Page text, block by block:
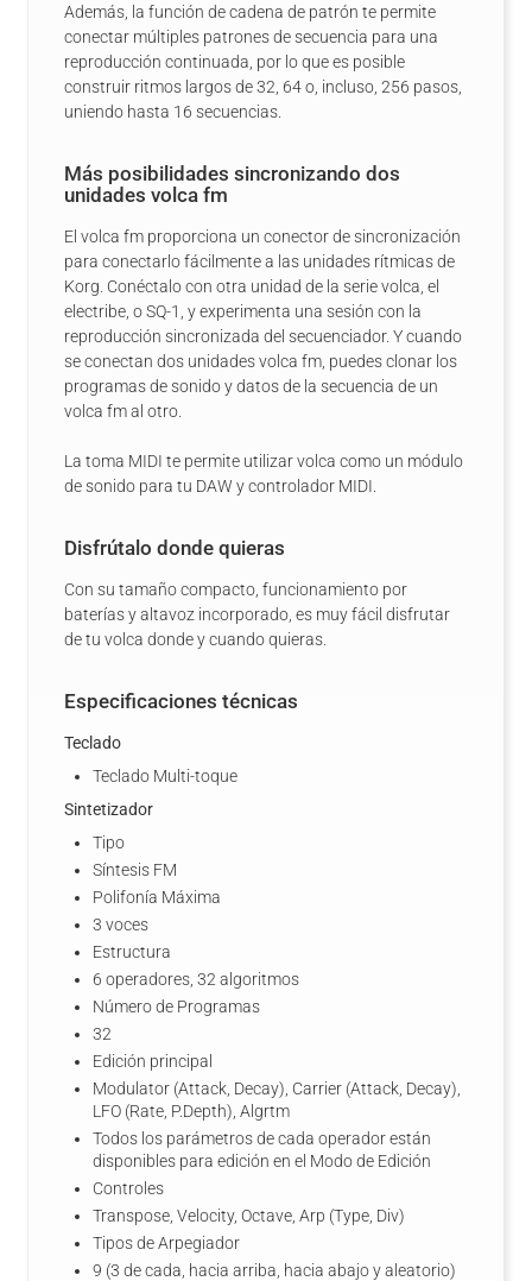
Además, la función de cadena de patrón te permite
conectar múltiples patrones de secuencia para una
reproducción continuada, por lo que es posible
construir ritmos largos de 32, 64 o, incluso, 256 pasos,
uniendo hasta 16 secuencias.
Más posibilidades sincronizando dos
unidades volca fm
El volca fm proporciona un conector de sincronización
para conectarlo fácilmente a las unidades rítmicas de
Korg. Conéctalo con otra unidad de la serie volca, el
electribe, o SQ-1, y experimenta una sesión con la
reproducción sincronizada del secuenciador. Y cuando
se conectan dos unidades volca fm, puedes clonar los
programas de sonido y datos de la secuencia de un
volca fm al otro.
La toma MIDI te permite utilizar volca como un módulo
de sonido para tu DAW y controlador MIDI.
Disfrútalo donde quieras
Con su tamaño compacto, funcionamiento por
baterías y altavoz incorporado, es muy fácil disfrutar
de tu volca donde y cuando quieras.
Especificaciones técnicas
Teclado
Teclado Multi-toque
Sintetizador
Tipo
Síntesis FM
Polifonía Máxima
3 voces
Estructura
6 operadores, 32 algoritmos
Número de Programas
32
Edición principal
Modulator (Attack, Decay), Carrier (Attack, Decay),
LFO (Rate, P.Depth), Algrtm
Todos los parámetros de cada operador están
disponibles para edición en el Modo de Edición
Controles
Transpose, Velocity, Octave, Arp (Type, Div)
Tipos de Arpegiador
9 (3 de cada, hacia arriba, hacia abajo y aleatorio)